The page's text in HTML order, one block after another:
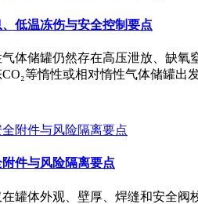
低温冻伤与安全控制要点
体储罐仍然存在高压泄放、缺
等惰性或相对惰性气体储罐
件与风险隔离要点
罐体外观、壁厚、焊缝和安全